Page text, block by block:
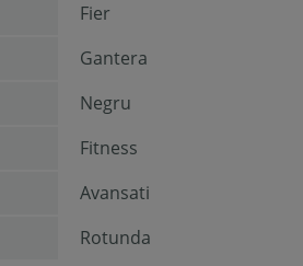
Fier
Gantera
Negru
Fitness
Avansati
Rotunda